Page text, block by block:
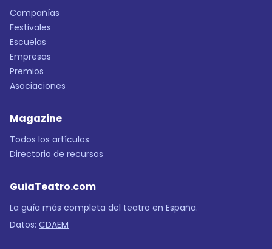
Compañías
Festivales
Escuelas
Empresas
Premios
Asociaciones
Magazine
Todos los artículos
Directorio de recursos
GuiaTeatro.com
La guía más completa del teatro en España.
Datos: CDAEM